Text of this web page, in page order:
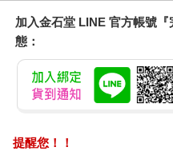
加入金石堂 LINE 官方帳號
態：
提醒您！！